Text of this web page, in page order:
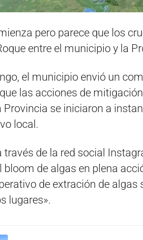
pero parece que los
entre el municipio y la
el municipio envió un
las acciones de
Provincia se iniciaron a
local.
través de la red social
bloom de algas en plena
de extración de
lugares».